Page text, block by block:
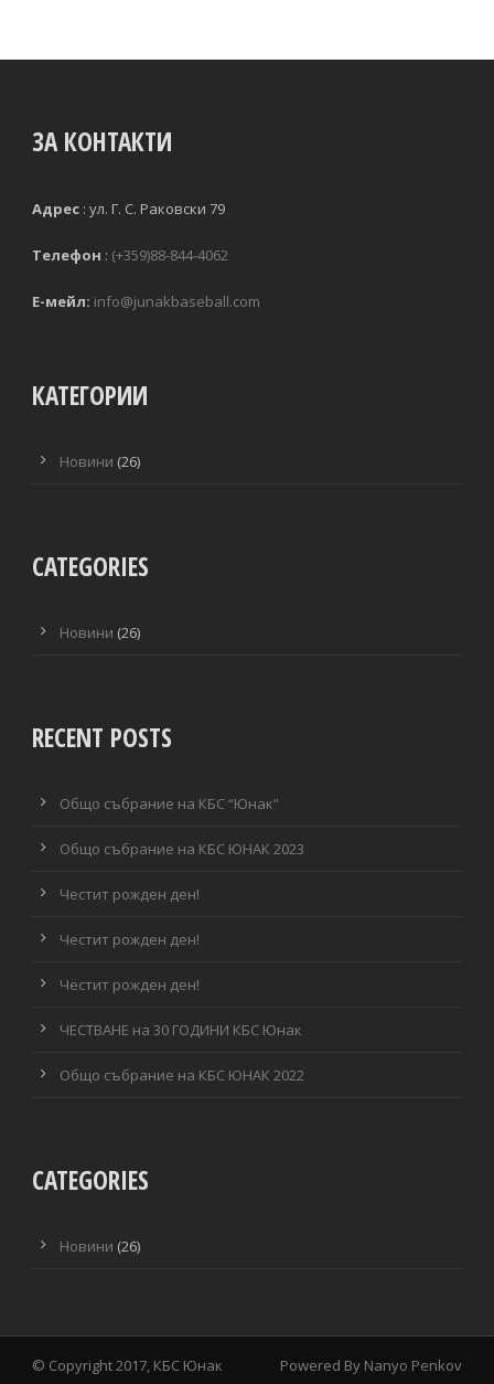
ЗА КОНТАКТИ
Адрес :
Телефон : (+359)88-844-4062
Е-мейл: info@junakbaseball.com
КАТЕГОРИИ
Новини (26)
CATEGORIES
Новини (26)
RECENT POSTS
Общо събрание на КБС “Юнак”
Общо събрание на КБС ЮНАК 2023
Честит рожден ден!
Честит рожден ден!
Честит рожден ден!
ЧЕСТВАНЕ на 30 ГОДИНИ КБС Юнак
Общо събрание на КБС ЮНАК 2022
CATEGORIES
Новини (26)
© Copyright 2017, КБС Юнак Powered By Nanyo Penkov